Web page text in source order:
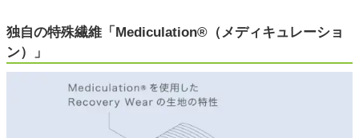
独自の特殊繊維「Mediculation®（メディキュレーショ
ン）」